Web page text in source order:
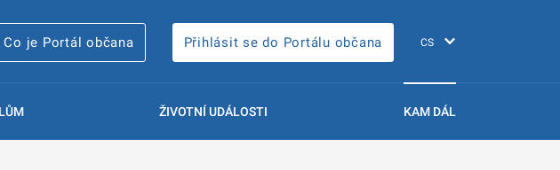
Co je Portál občana Přihlásit se do Portálu občana
ŽIVOTNÍ UDÁLOSTI KAM DÁL